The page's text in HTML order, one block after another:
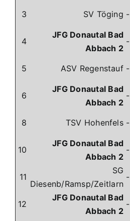
3 SV Töging -
4
JFG Donautal Bad
Abbach 2
-
5
ASV Regenstauf-
6
JFG Donautal Bad
Abbach 2
-
8 TSV Hohenfels-
10
JFG Donautal Bad
Abbach 2
-
11
SG
Diesenb/Ramsp/Zeitlarn
-
12
JFG Donautal Bad
Abbach 2
-